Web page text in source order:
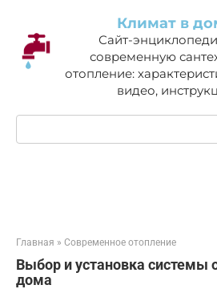
контенту
Климат в
Сайт-
современную
отопление:
видео,
Поиск:
Главная » Современное отопление
Выбор и установка системы
дома